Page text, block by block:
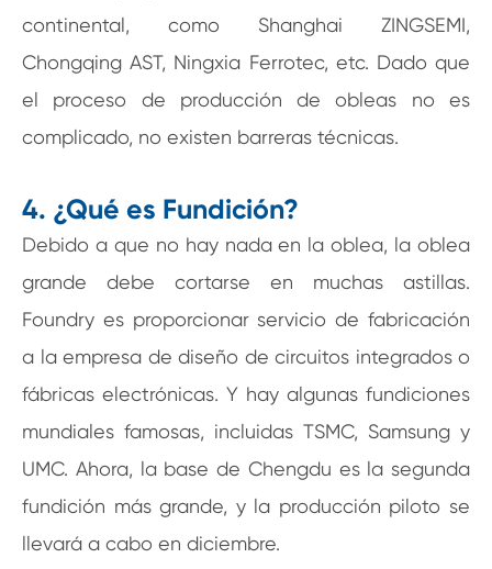
continental, como Shanghai ZINGSEMI,
Chongqing AST, Ningxia Ferrotec, etc. Dado que
el proceso de producción de obleas no es
complicado, no existen barreras técnicas.
4. ¿Qué es Fundición?
Debido a que no hay nada en la oblea, la oblea
grande debe cortarse en muchas astillas.
Foundry es proporcionar servicio de fabricación
a la empresa de diseño de circuitos integrados o
fábricas electrónicas. Y hay algunas fundiciones
mundiales famosas, incluidas TSMC, Samsung y
UMC. Ahora, la base de Chengdu es la segunda
fundición más grande, y la producción piloto se
llevará a cabo en diciembre.